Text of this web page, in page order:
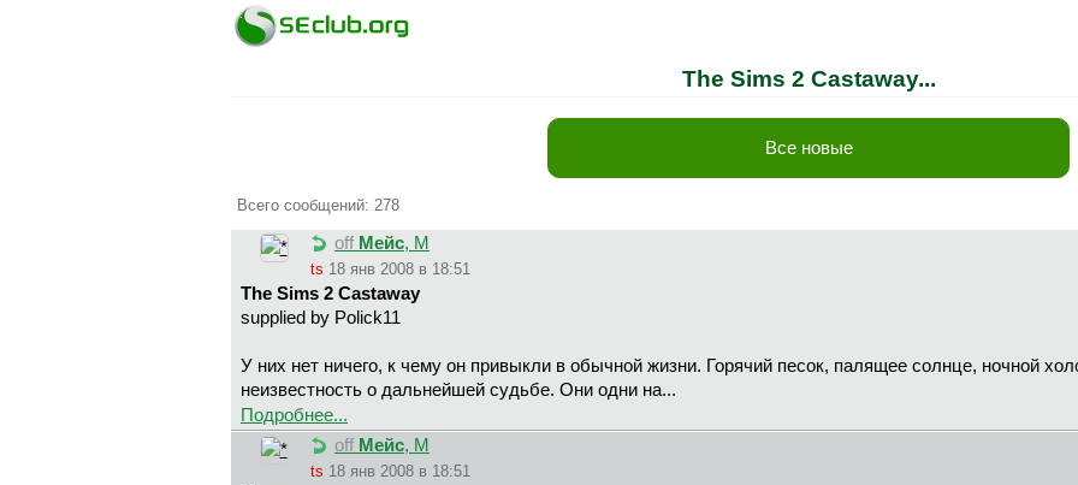
The Sims 2 Castaway...
Все новые
Всего сообщений: 278
off Meйc, М
ts 18 янв 2008 в 18:51
The Sims 2 Castaway
supplied by Polick11
У них нет ничего, к чему он привыкли в обычной жизни. Горячий песок, палящее солнце, ночной
неизвестность о дальнейшей судьбе. Они одни на...
Подробнее...
off Meйc, М
ts 18 янв 2008 в 18:51